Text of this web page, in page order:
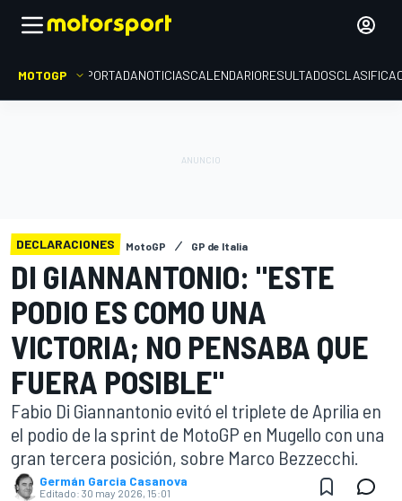
MOTOGP PORTADANOTICIASCALENDARIORESULTADOS
DECLARACIONES MotoGP GP de Italia
DI GIANNANTONIO: "ESTE
PODIO ES COMO UNA
VICTORIA; NO PENSABA QUE
FUERA POSIBLE"
Fabio Di Giannantonio evitó el triplete de Aprilia en
el podio de la sprint de MotoGP en Mugello con una
gran tercera posición, sobre Marco Bezzecchi.
Germán Garcia Casanova
Editado: 30 may 2026, 15:01